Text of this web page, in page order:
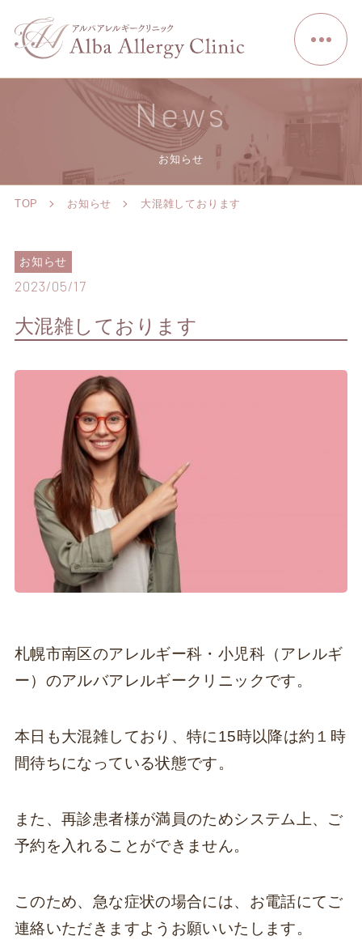
News
お知らせ
TOP お知らせ 大混雑しております
お知らせ
2023/05/17
大混雑しております
札幌市南区のアレルギー科・小児科（アレルギ
ー）のアルバアレルギークリニックです。
本日も大混雑しており、特に15時以降は約１時
間待ちになっている状態です。
また、再診患者様が満員のためシステム上、ご
予約を入れることができません。
このため、急な症状の場合には、お電話にてご
連絡いただきますようお願いいたします。